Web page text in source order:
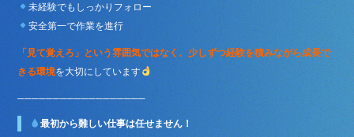
未経験でもしっかりフォロー
安全第一で作業を進行
「見て覚えろ」 という雰囲気ではなく、少しずつ経験を積みながら成長で
きる環境を大切にしています
──────────────────
最初から難しい仕事は任せません！